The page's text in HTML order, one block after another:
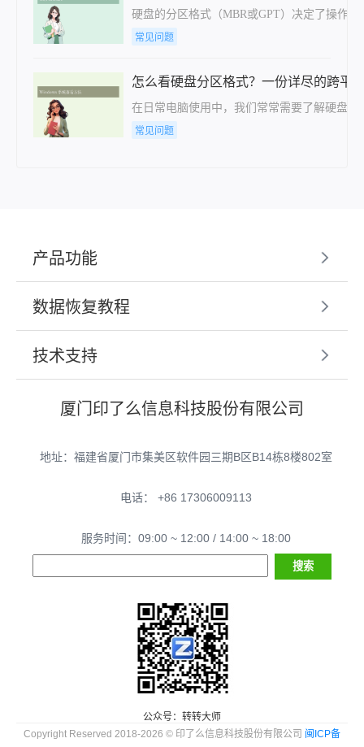
硬盘的分区格式（MBR或GPT）决定了操作
常见问题
怎么看硬盘分区格式？一份详尽的跨平
在日常电脑使用中，我们常常需要了解硬盘
常见问题
产品功能
数据恢复教程
技术支持
厦门印了么信息科技股份有限公司
地址：福建省厦门市集美区软件园三期B区B14栋8楼802室
电话： +86 17306009113
服务时间：09:00 ~ 12:00 / 14:00 ~ 18:00
公众号：转转大师
Copyright Reserved 2018-2026 © 印了么信息科技股份有限公司 闽ICP备